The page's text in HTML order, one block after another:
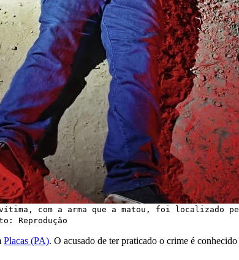
com a arma que a matou, foi localizado
Reprodução
Placas (PA). O acusado de ter praticado o crime é